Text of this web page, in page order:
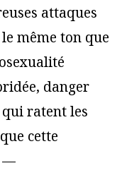
attaques
même ton que
danger
ratent les
cette
—